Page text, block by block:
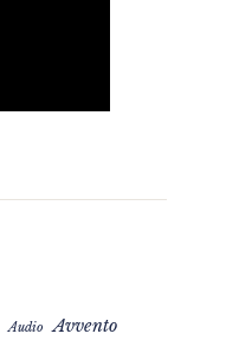
Audio Avvento